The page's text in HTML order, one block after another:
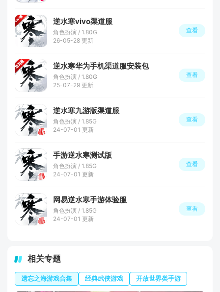
逆水寒vivo渠道服
角色扮演 / 1.80G
26-05-28 更新
查看
逆水寒华为手机渠道服安装包
角色扮演 / 1.80G
25-07-29 更新
查看
逆水寒九游版渠道服
角色扮演 / 1.85G
24-07-01 更新
查看
手游逆水寒测试版
角色扮演 / 1.85G
24-07-01 更新
查看
网易逆水寒手游体验服
角色扮演 / 1.85G
24-07-01 更新
查看
相关专题
遗忘之海游戏合集 经典武侠游戏 开放世界类手游